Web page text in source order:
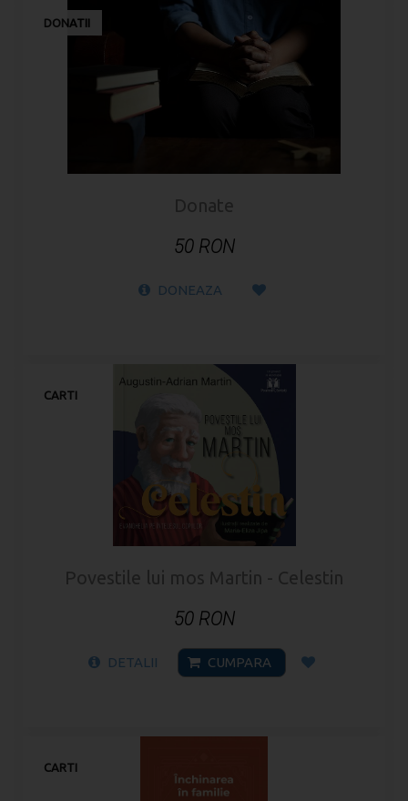
DONATII
Donate
50 RON
DONEAZA
CARTI
Povestile lui mos Martin - Celestin
50 RON
DETALII CUMPARA
CARTI